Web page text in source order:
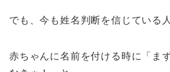
でも、今も姓名判断を信じている
赤ちゃんに名前を付ける時に「ま